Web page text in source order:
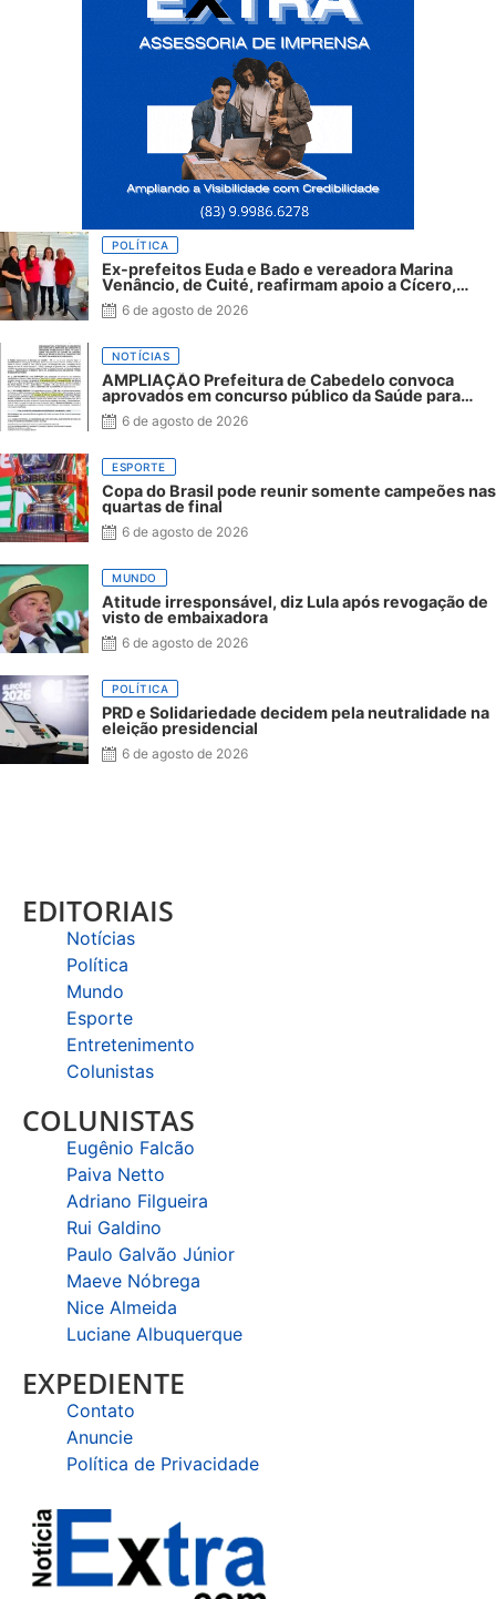
POLÍTICA
Ex-prefeitos Euda e Bado e vereadora Marina
Venâncio, de Cuité, reafirmam apoio a Cícero,
Veneziano e André Gadelha
6 de agosto de 2026
NOTÍCIAS
AMPLIAÇÃO Prefeitura de Cabedelo convoca
aprovados em concurso público da Saúde para
apresentação de documentos
6 de agosto de 2026
ESPORTE
Copa do Brasil pode reunir somente campeões nas
quartas de final
6 de agosto de 2026
MUNDO
Atitude irresponsável, diz Lula após revogação de
visto de embaixadora
6 de agosto de 2026
POLÍTICA
PRD e Solidariedade decidem pela neutralidade na
eleição presidencial
6 de agosto de 2026
EDITORIAIS
Notícias
Política
Mundo
Esporte
Entretenimento
Colunistas
COLUNISTAS
Eugênio Falcão
Paiva Netto
Adriano Filgueira
Rui Galdino
Paulo Galvão Júnior
Maeve Nóbrega
Nice Almeida
Luciane Albuquerque
EXPEDIENTE
Contato
Anuncie
Política de Privacidade